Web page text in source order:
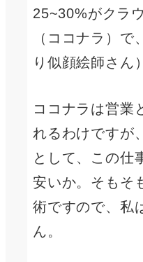
25~30%がクラ
（ココナラ）で
り似顔絵師さん
ココナラは営業
れるわけですが
として、この仕
安いか。そもそ
術ですので、私
ん。